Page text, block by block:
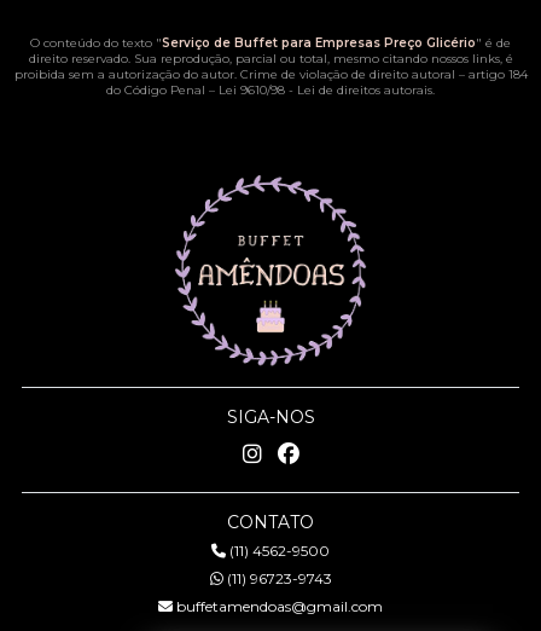
O conteúdo do texto "Serviço de Buffet para Empresas Preço Glicério" é de
direito reservado. Sua reprodução, parcial ou total, mesmo citando nossos links, é
proibida sem a autorização do autor. Crime de violação de direito autoral – artigo 184
do Código Penal – Lei 9610/98 - Lei de direitos autorais.
SIGA-NOS
CONTATO
(11) 4562-9500
(11) 96723-9743
buffetamendoas@gmail.com